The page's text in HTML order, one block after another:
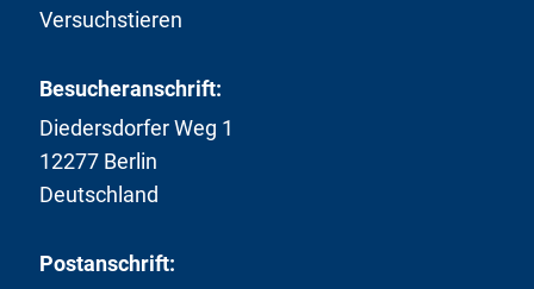
Versuchstieren
Besucheranschrift:
Diedersdorfer Weg 1
12277 Berlin
Deutschland
Postanschrift: